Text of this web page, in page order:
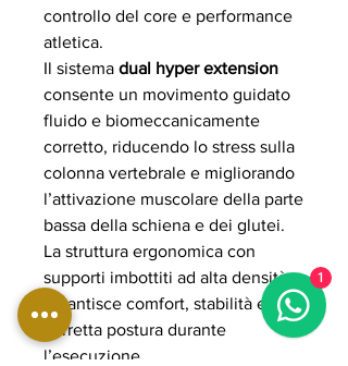
controllo del core e performance
atletica.
Il sistema dual hyper extension
consente un movimento guidato
fluido e biomeccanicamente
corretto, riducendo lo stress sulla
colonna vertebrale e migliorando
l’attivazione muscolare della parte
bassa della schiena e dei glutei.
La struttura ergonomica con
supporti imbottiti ad alta densità
garantisce comfort, stabilità e
corretta postura durante
l’esecuzione.
1